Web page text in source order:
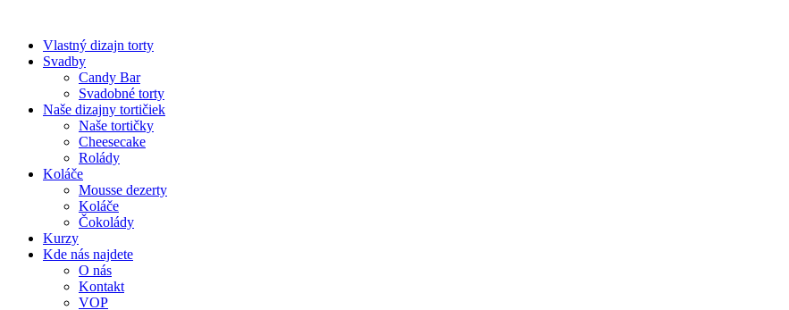
Vlastný dizajn torty
Svadby
Candy Bar
Svadobné torty
Naše dizajny tortičiek
Naše tortičky
Cheesecake
Rolády
Koláče
Mousse dezerty
Koláče
Čokolády
Kurzy
Kde nás najdete
O nás
Kontakt
VOP